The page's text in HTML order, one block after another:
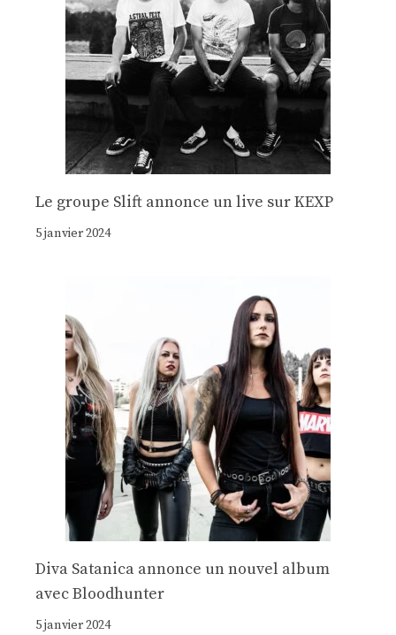
Le groupe Slift annonce un live sur KEXP
5 janvier 2024
Diva Satanica annonce un nouvel album
avec Bloodhunter
5 janvier 2024